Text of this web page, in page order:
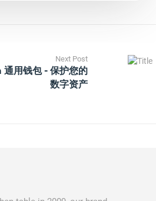
Next Post
用钱包 - 保护您的
数字资产